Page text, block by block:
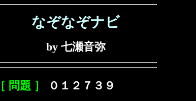
なぞなぞナビ
by 七瀬音弥
［ 問題 ］ ０１２７３９